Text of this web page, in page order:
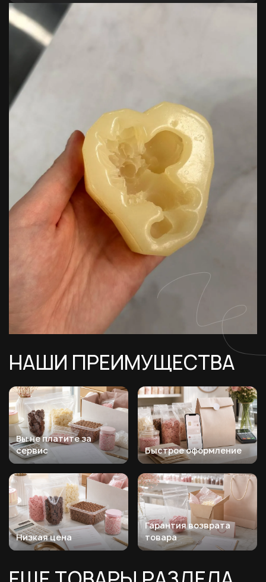
НАШИ ПРЕИМУЩЕСТВА
Вы не платите за
сервис
Быстрое оформление
Низкая цена
Гарантия возврата
товара